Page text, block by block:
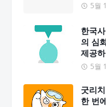
5월
한국
의 심
제공
5월
굿리
한 번